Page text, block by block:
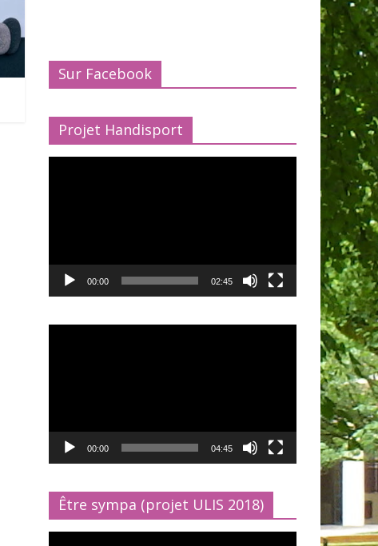
Sur Facebook
Projet Handisport
00:00 02:45
00:00 04:45
Être sympa (projet ULIS 2018)